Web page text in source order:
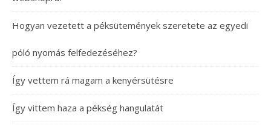
Hogyan vezetett a péksütemények szeretete az egyedi
póló nyomás felfedezéséhez?
Így vettem rá magam a kenyérsütésre
Így vittem haza a pékség hangulatát